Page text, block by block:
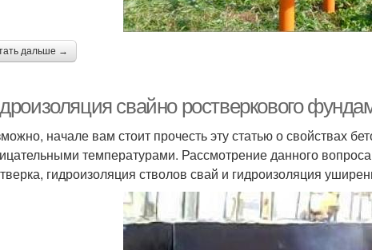
дальше →
свайно ростверкового
начале вам стоит прочесть эту статью о свойствах
температурами. Рассмотрение данного
гидроизоляция стволов свай и гидроизоляция